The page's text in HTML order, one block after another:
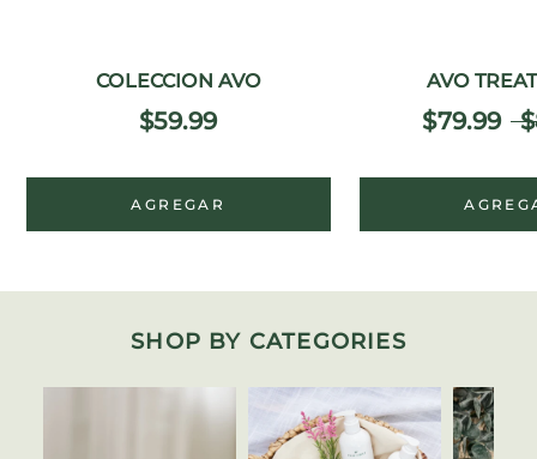
COLECCION AVO
$59.99
AGREGAR
AVO
$79.99
SHOP BY CATEGORIES